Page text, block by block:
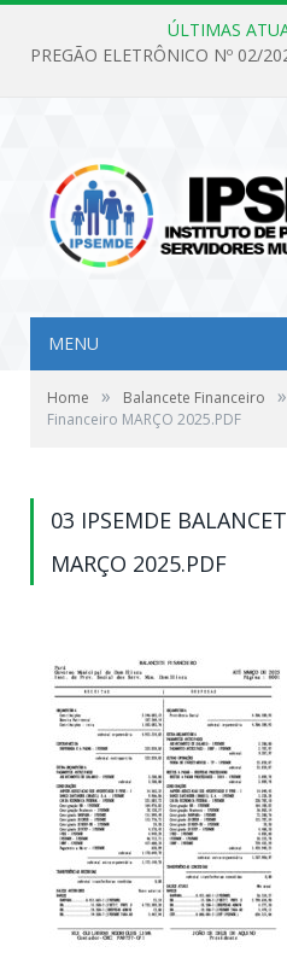
ÚLTIMAS
MENU
Home » Balancete Financeiro »
Financeiro MARÇO 2025.PDF
03 IPSEMDE
MARÇO 2025.PDF